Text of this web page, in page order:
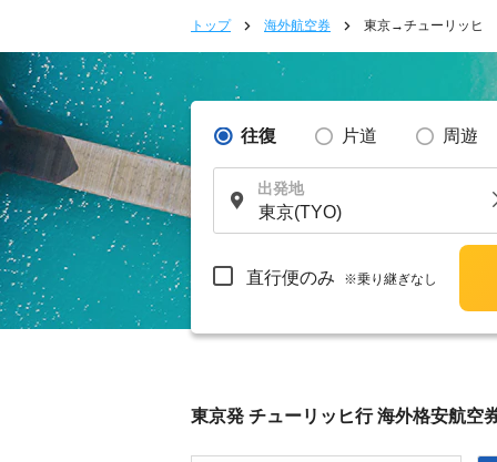
トップ 海外航空券 東京→チューリッヒ
往復 片道 周遊
出発地
直行便のみ ※乗り継ぎなし
東京発 チューリッヒ行 海外格安航空